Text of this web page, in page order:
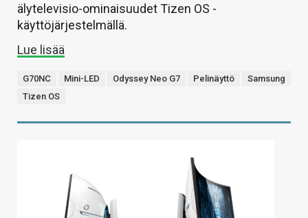
älytelevisio-ominaisuudet Tizen OS -
käyttöjärjestelmällä.
Lue lisää
G70NC Mini-LED Odyssey Neo G7 Pelinäyttö
Samsung
Tizen OS